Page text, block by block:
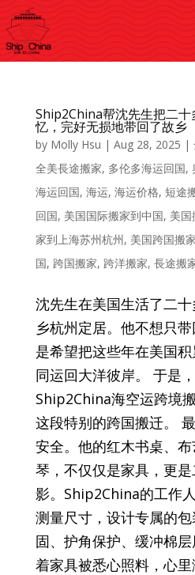
Ship2China帮沈先生把二
忆，完好无损地带回了故乡
by Molly Hsu | Aug 28, 2025 |
全美長途搬家, 多伦多海运回国,
海运回国, 海运, 海运价格, 短途
回国, 美国国际搬家到中国, 美
家到上海苏州杭州, 美国跨国搬
国, 跨国搬家, 跨洋搬家, 長途搬
沈先生在美国生活了二
乡杭州定居。他不想只
是希望把这些年在美国
同运回大洋彼岸。 于是
Ship2China海空运跨境
这段特别的跨国搬迁。
安全。他的红木书桌、
琴，不仅仅是家具，更
影。Ship2China的工作
测量尺寸，设计专属的
固、护角保护、缓冲棉
着家具被悉心照料，心